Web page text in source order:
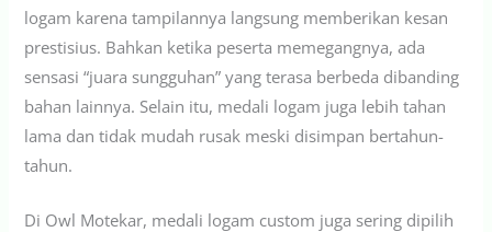
logam karena tampilannya langsung memberikan kesan
prestisius. Bahkan ketika peserta memegangnya, ada
sensasi “juara sungguhan” yang terasa berbeda dibanding
bahan lainnya. Selain itu, medali logam juga lebih tahan
lama dan tidak mudah rusak meski disimpan bertahun-
tahun.
Di Owl Motekar, medali logam custom juga sering dipilih